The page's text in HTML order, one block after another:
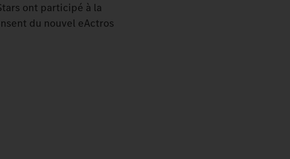
ont participé à la
du nouvel eActros